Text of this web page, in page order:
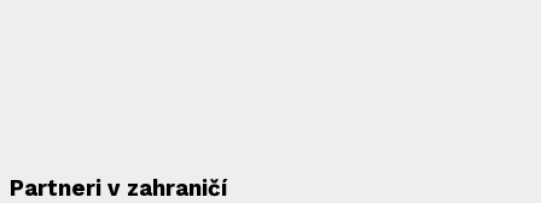
Partneri v zahraničí